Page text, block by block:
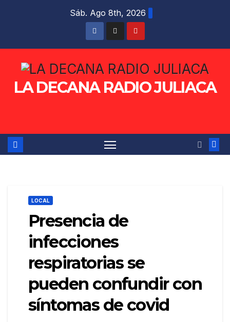
Sáb. Ago 8th, 2026
LA DECANA RADIO JULIACA
LOCAL
Presencia de
infecciones
respiratorias se
pueden confundir con
síntomas de covid